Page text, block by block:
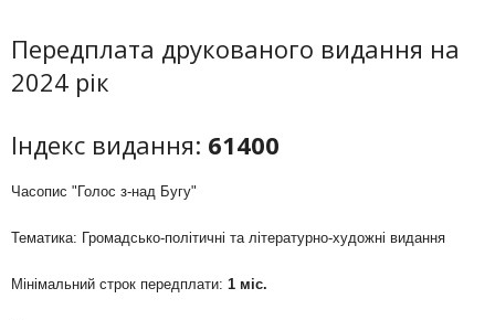
Передплата друкованого видання на
2024 рік
Індекс видання: 61400
Часопис "Голос з-над Бугу"
Тематика: Громадсько-політичні та літературно-художні видання
Мінімальний строк передплати: 1 міс.